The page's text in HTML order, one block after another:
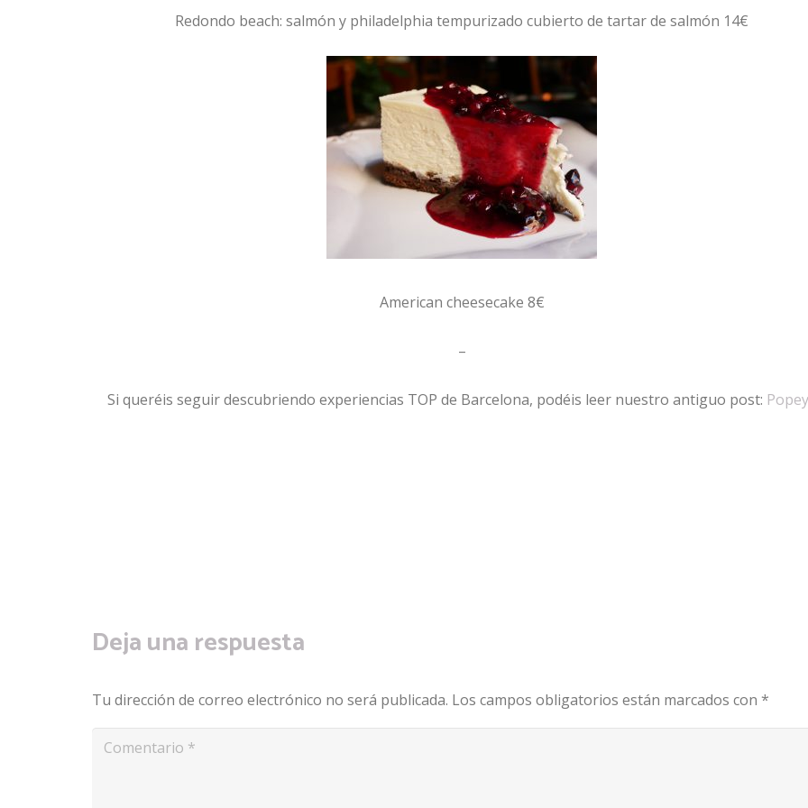
Redondo beach: salmón y philadelphia tempurizado cubierto de tartar de salmón 14€
American cheesecake 8€
–
Si queréis seguir descubriendo experiencias TOP de Barcelona, podéis leer nuestro antiguo post:
Deja una respuesta
Tu dirección de correo electrónico no será publicada. Los campos obligatorios están marcados con *